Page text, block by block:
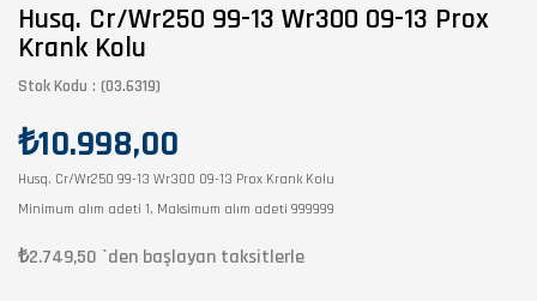
Husq. Cr/Wr250 99-13 Wr300 09-13 Prox
Krank Kolu
Stok Kodu (03.6319)
₺10.998,00
Husq. Cr/Wr250 99-13 Wr300 09-13 Prox Krank Kolu
Minimum alım adeti 1, Maksimum alım adeti 999999
₺2.749,50 `den başlayan taksitlerle